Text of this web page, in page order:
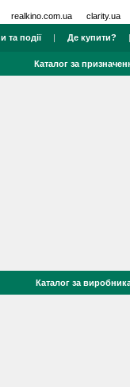
realkino.com.ua clarity.ua
та події| Де купити?
Каталог за
Каталог за